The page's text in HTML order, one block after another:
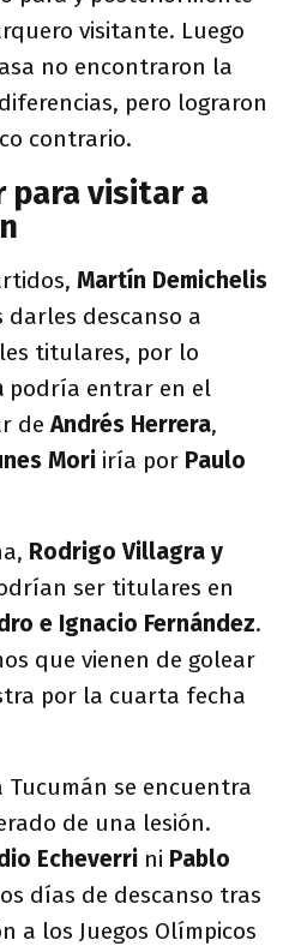
visitante. Luego
no encontraron la
pero lograron
contrario.
para visitar a
Martín Demichelis
darles descanso a
titulares, por lo
podría entrar en el
deAndrés Herrera,
Mori iría por Paulo
Rodrigo Villagra y
ser titulares en
e Ignacio Fernández.
que vienen de golear
por la cuarta fecha
Tucumán se encuentra
de una lesión.
Echeverri ni Pablo
días de descanso tras
a los Juegos Olímpicos